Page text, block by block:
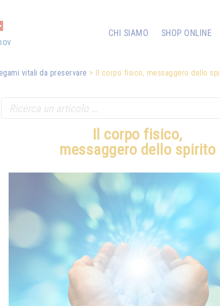
CHI SIAMO SHOP ONLINE
vitali da preservare Il corpo fisico, messaggero dello
Il corpo fisico,
messaggero dello spirito